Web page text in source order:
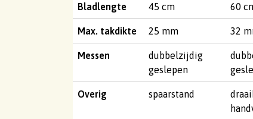
Bladlengte 45 cm 60
Max. takdikte 25 mm 32
Messen
dubbelzijdig
geslepen
Overig spaarstand